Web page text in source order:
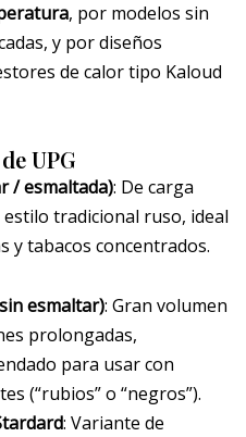
, por modelos sin
y por diseños
de calor tipo Kaloud
UPG
/ esmaltada): De carga
tradicional ruso, ideal
y tabacos concentrados.
esmaltar): Gran volumen
prolongadas,
para usar con
(“rubios” o “negros”).
: Variante de